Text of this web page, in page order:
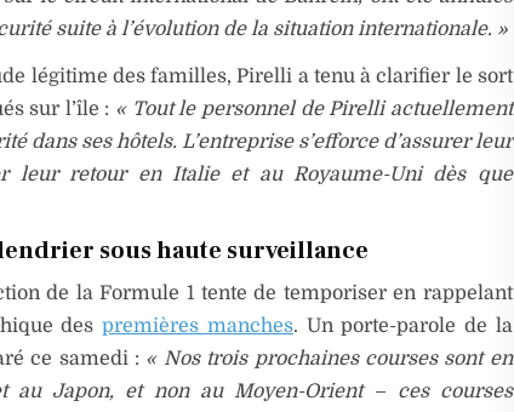
suite à l’évolution de la situation internationale. »
légitime des familles, Pirelli a tenu à clarifier le sort
sur l’île : « Tout le personnel de Pirelli actuellement
dans ses hôtels. L’entreprise s’efforce d’assurer leur
leur retour en Italie et au Royaume-Uni dès que
sous haute surveillance
de la Formule 1 tente de temporiser en rappelant
des premières manches. Un porte-parole de la
ce samedi : « Nos trois prochaines courses sont en
au Japon, et non au Moyen-Orient – ces courses